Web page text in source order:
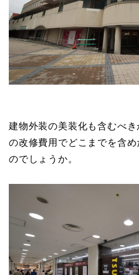
建物外装の美装化も含むべ
の改修費用でどこまでを含
のでしょうか。